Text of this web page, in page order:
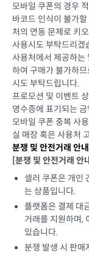
모바일 쿠폰의 경우
바코드 인식이 불가
처의 연동 문제로 키
사용시도 부탁드리겠
사용처에서 제공하는
하여 구매가 불가하
시도 부탁드립니다.
프로모션 및 이벤트
영수증에 표기되는
모바일 쿠폰 중복 사
실 매장 혹은 사용처
분쟁 및 안전거래 안
[분쟁 및 안전거래 안
셀러 쿠폰은 개인
는 상품입니다.
플랫폼은 결제 대
거래를 지원하며,
있습니다.
분쟁 발생 시 판매